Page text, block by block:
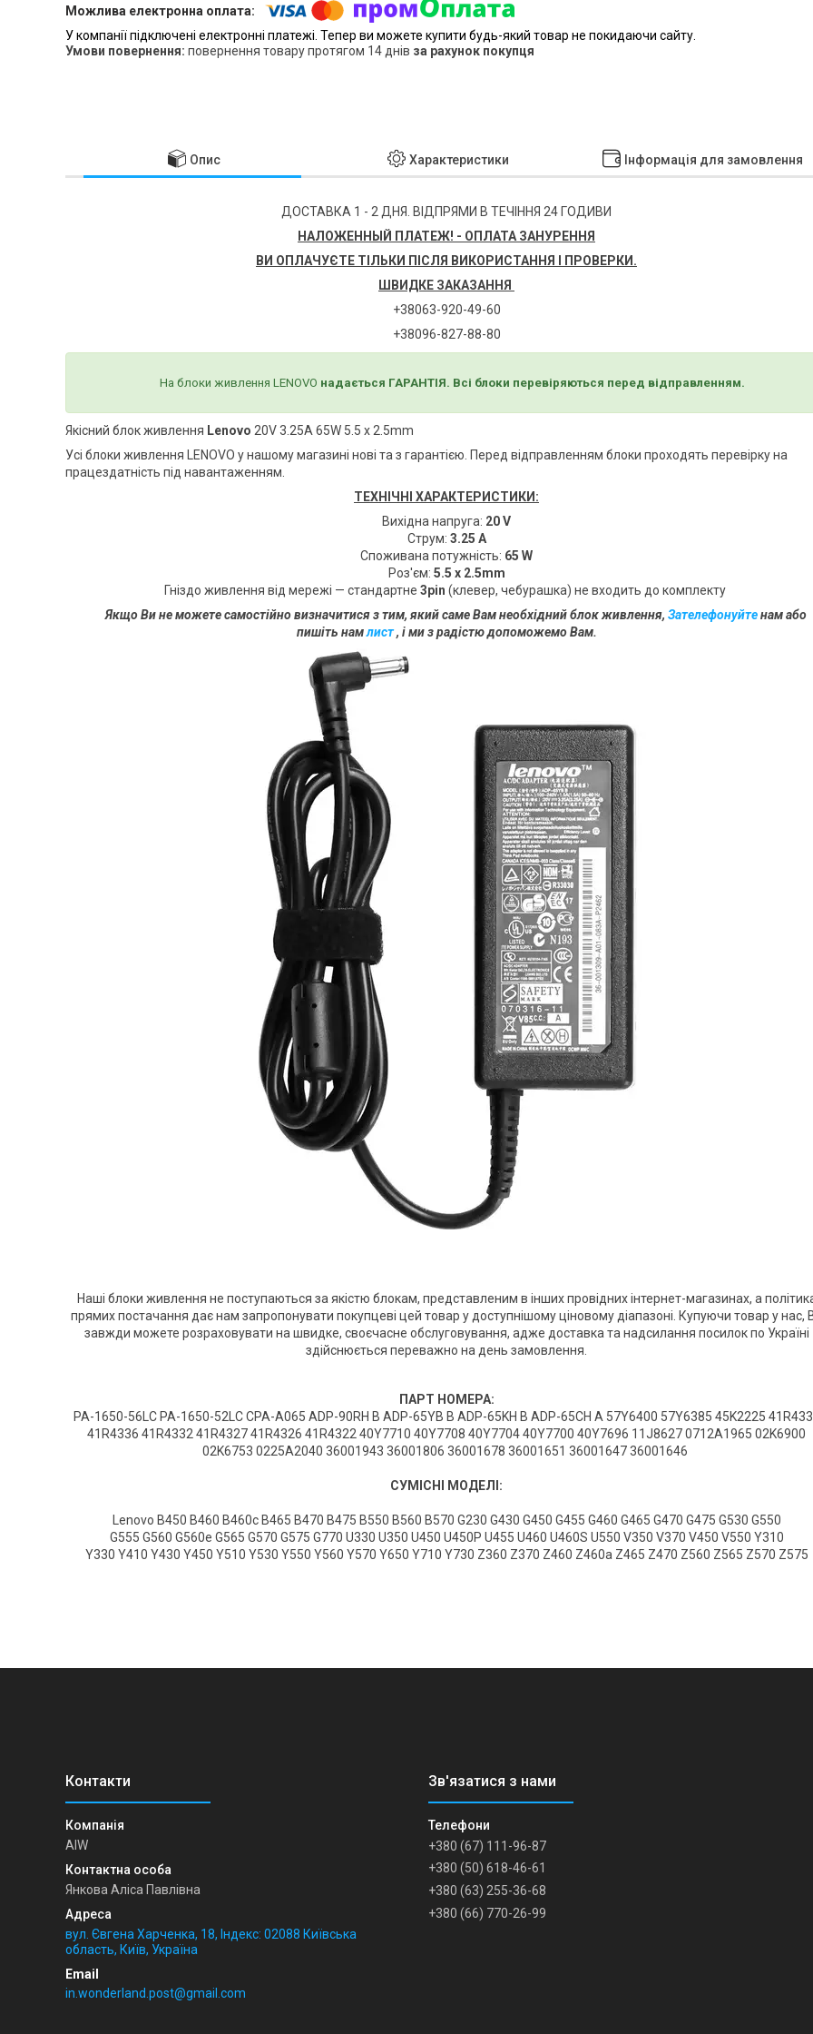
У компанії підключені електронні платежі. Тепер ви можете купити будь-який товар не покидаючи сайту.
повернення товару протягом 14 днів за рахунок покупця
Опис Характеристики Інформація для замовлення
ДОСТАВКА 1 - 2 ДНЯ. ВІДПРЯМИ В ТЕЧІННЯ 24 ГОДИВИ
НАЛОЖЕННЫЙ ПЛАТЕЖ! - ОПЛАТА ЗАНУРЕННЯ
ВИ ОПЛАЧУЄТЕ ТІЛЬКИ ПІСЛЯ ВИКОРИСТАННЯ І ПРОВЕРКИ.
ШВИДКЕ ЗАКАЗАННЯ
+38063-920-49-60
+38096-827-88-80
На блоки живлення LENOVO надається ГАРАНТІЯ. Всі блоки перевіряються перед відправленням.
Якісний блок живлення Lenovo 20V 3.25A 65W 5.5 х 2.5mm
Усі блоки живлення LENOVO у нашому магазині нові та з гарантією. Перед відправленням блоки проходять перевірку на
працездатність під навантаженням.
ТЕХНІЧНІ ХАРАКТЕРИСТИКИ:
Вихідна напруга: 20 V
Струм: 3.25 A
Споживана потужність: 65 W
Роз'єм: 5.5 x 2.5mm
Гніздо живлення від мережі — стандартне 3pin (клевер, чебурашка) не входить до комплекту
Якщо Ви не можете самостійно визначитися з тим, який саме Вам необхідний блок живлення, Зателефонуйтенам або
пишіть намлист, і ми з радістю допоможемо Вам.
Наші блоки живлення не поступаються за якістю блокам, представленим в інших провідних інтернет-магазинах, а
прямих постачання дає нам запропонувати покупцеві цей товар у доступнішому ціновому діапазоні. Купуючи товар у нас,
завжди можете розраховувати на швидке, своєчасне обслуговування, адже доставка та надсилання посилок по Україні
здійснюється переважно на день замовлення.
ПАРТ НОМЕРА:
PA-1650-56LC PA-1650-52LC CPA-A065 ADP-90RH B ADP-65YB B ADP-65KH B ADP-65CH A 57Y6400 57Y6385 45K2225
41R4336 41R4332 41R4327 41R4326 41R4322 40Y7710 40Y7708 40Y7704 40Y7700 40Y7696 11J8627 0712A1965 02K6900
02K6753 0225A2040 36001943 36001806 36001678 36001651 36001647 36001646
СУМІСНІ МОДЕЛІ:
Lenovo B450 B460 B460c B465 B470 B475 B550 B560 B570 G230 G430 G450 G455 G460 G465 G470 G475 G530 G550
G555 G560 G560e G565 G570 G575 G770 U330 U350 U450 U450P U455 U460 U460S U550 V350 V370 V450 V550 Y310
Y330 Y410 Y430 Y450 Y510 Y530 Y550 Y560 Y570 Y650 Y710 Y730 Z360 Z370 Z460 Z460a Z465 Z470 Z560 Z565 Z570 Z575
AIW
Янкова Аліса Павлівна
вул. Євгена Харченка, 18, Індекс: 02088 Київська
область, Київ, Україна
in.wonderland.post@gmail.com
+380 (67) 111-96-87
+380 (50) 618-46-61
+380 (63) 255-36-68
+380 (66) 770-26-99